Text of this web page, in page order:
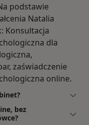
podstawie
Natalia
Konsultacja
dla
zaświadczenie
online.
bez